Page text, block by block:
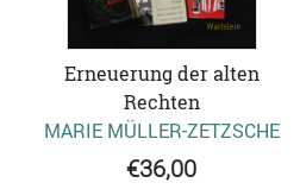
Erneuerung der alten
Rechten
MARIE MÜLLER-ZETZSCHE
€36,00